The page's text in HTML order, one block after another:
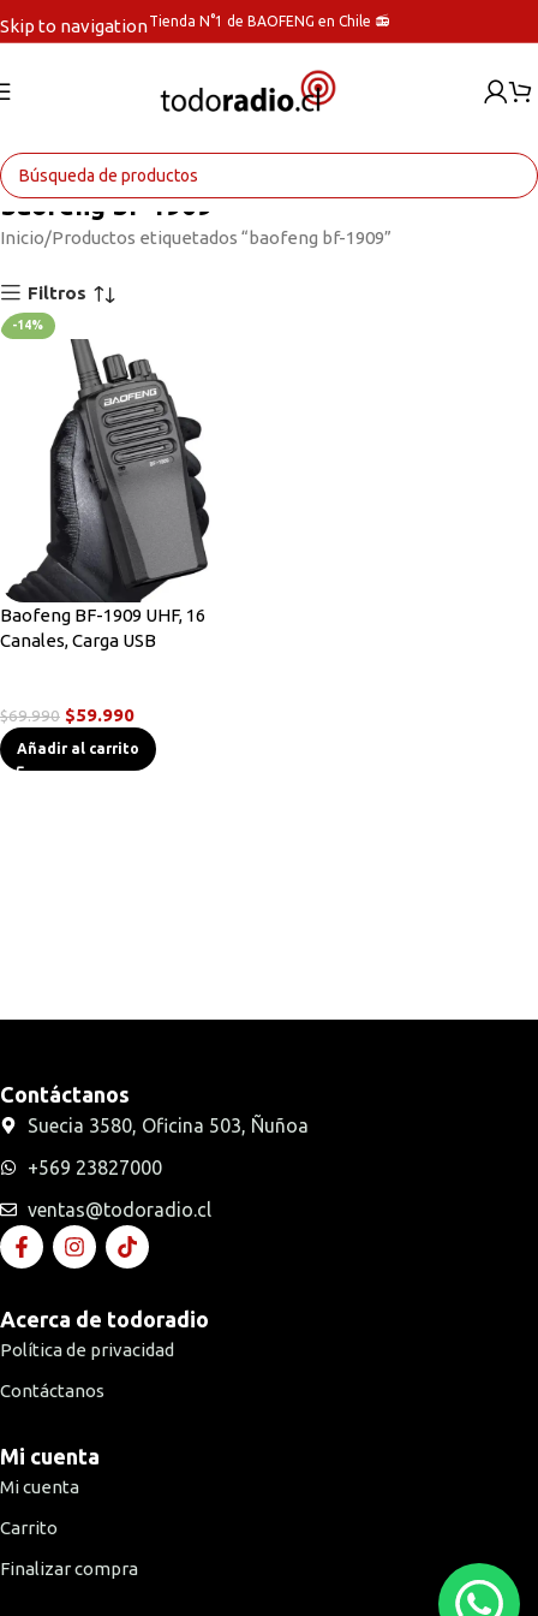
Skip to navigationTienda N°1 de BAOFENG en Chile 📻
baofeng bf-1909
Inicio Productos etiquetados “baofeng bf-1909”
Filtros
-14%
Baofeng BF-1909 UHF, 16
Canales, Carga USB
$69.990 $59.990
Añadir al carrito
Contáctanos
Suecia 3580, Oficina 503, Ñuñoa
+569 23827000
ventas@todoradio.cl
Acerca de todoradio
Política de privacidad
Contáctanos
Mi cuenta
Mi cuenta
Carrito
Finalizar compra